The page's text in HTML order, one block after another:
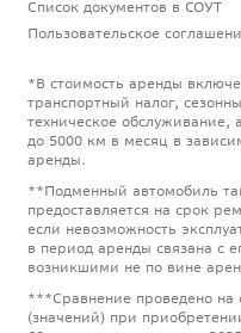
Список документов в СОУТ
Пользовательское
*В стоимость аренды
транспортный налог,
техническое обслуживание,
до 5000 км в месяц в
аренды.
**Подменный автомобиль
предоставляется на срок
если невозможность
в период аренды связана с
возникшими не по вине
***Сравнение проведено на
(значений) при